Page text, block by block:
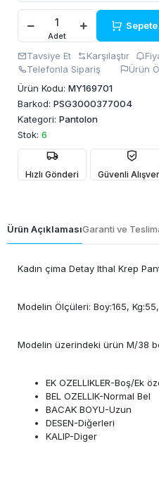
Adet
Tavsiye Et Karşılaştır
Telefonla Sipariş
Ürün
Ürün Kodu: MY169701
Barkod: PSG3000377004
Kategori: Pantolon
Stok: 6
Hızlı Gönderi Güvenli
Ürün AçıklamasıGaranti ve
Kadın çima Detay Ithal Krep
Modelin Ölçüleri: Boy:165,
Modelin üzerindeki ürün M/38
EK OZELLIKLER-Boş/Ek
BEL OZELLIK-Normal Bel
BACAK BOYU-Uzun
DESEN-Diğerleri
KALIP-Diger